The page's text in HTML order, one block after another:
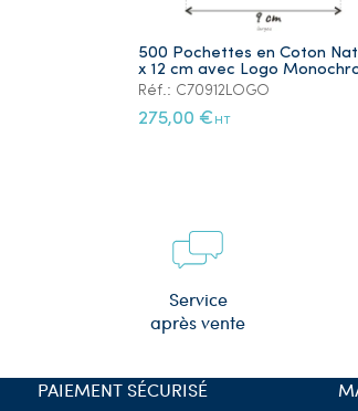
500 Pochettes en Coton
x 12 cm avec Logo
Réf.: C70912LOGO
275,00 € HT
Service
après vente
PAIEMENT SÉCURISÉ